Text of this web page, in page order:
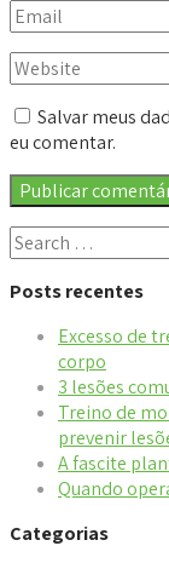
Salvar meus
eu comentar.
Posts recentes
Excesso de
corpo
3 lesões
Treino de
prevenir
A fascite
Quando
Categorias